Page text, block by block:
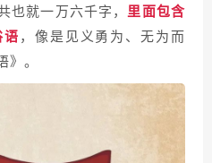
也就一万六千字， 里面包含
，像是见义勇为、无为而
。